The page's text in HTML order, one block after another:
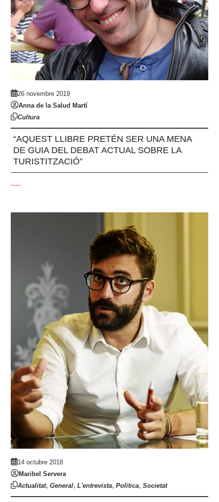
26 novembre 2019
Anna de la Salud Martí
Cultura
“AQUEST LLIBRE PRETÉN SER UNA MENA
DE GUIA DEL DEBAT ACTUAL SOBRE LA
TURISTITZACIÓ”
14 octubre 2018
Maribel Servera
Actualitat,General,L'entrevista,Política,Societat